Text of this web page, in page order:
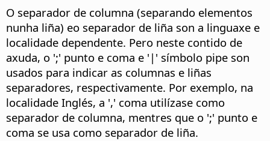
O separador de columna (separando elementos
nunha liña) eo separador de liña son a linguaxe e
localidade dependente. Pero neste contido de
axuda, o ';' punto e coma e '|' símbolo pipe son
usados ​​para indicar as columnas e liñas
separadores, respectivamente. Por exemplo, na
localidade Inglés, a ',' coma utilízase como
separador de columna, mentres que o ';' punto e
coma se usa como separador de liña.